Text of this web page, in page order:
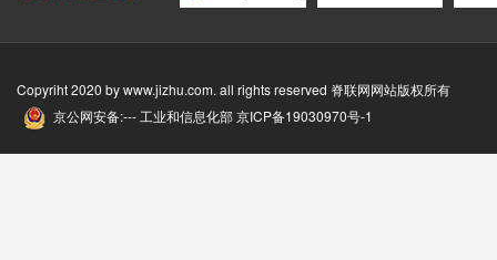
Copyriht 2020 bywww.jizhu.com. all rights reserved 脊联网网站版权所有
京公网安备:--- 工业和信息化部京ICP备19030970号-1